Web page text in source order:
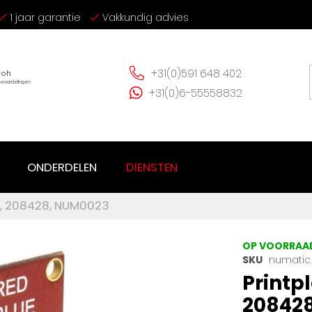
1 jaar garantie Vakkundig advies
+31(0)591 648 402
+31(0)6-55558832
ONDERDELEN DIENSTEN
NUM0023
OP
SKU